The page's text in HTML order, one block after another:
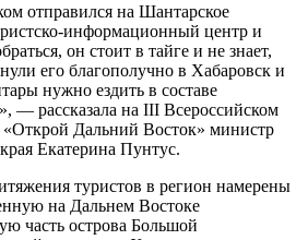
отправился на Шантарское
информационный центр и
он стоит в тайге и не знает,
его благополучно в Хабаровск и
нужно ездить в составе
— рассказала на III Всероссийском
Дальний Восток» министр
Екатерина Пунтус.
туристов в регион намерены
на Дальнем Востоке
часть острова Большой